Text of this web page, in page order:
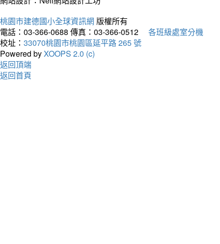
桃園市建德國小全球資訊網 版權所有
電話：03-366-0688 傳真：03-366-0512
各班級處室分機
校址： 33070桃園市桃園區延平路 265 號
Powered byXOOPS 2.0 (c)
返回頂端
返回首頁